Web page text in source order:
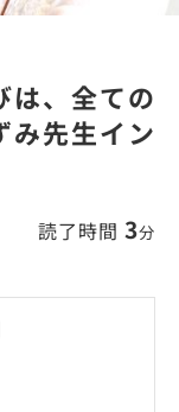
は、全ての
み先生イン
読了時間 3分